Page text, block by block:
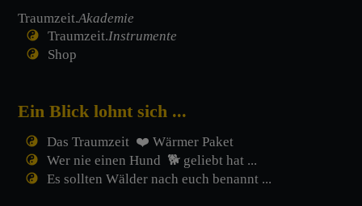
Traumzeit.Akademie
Traumzeit.Instrumente
Shop
Ein Blick lohnt sich ...
Das Traumzeit ❤️ Wärmer Paket
Wer nie einen Hund 🐕 geliebt hat ...
Es sollten Wälder nach euch benannt ...